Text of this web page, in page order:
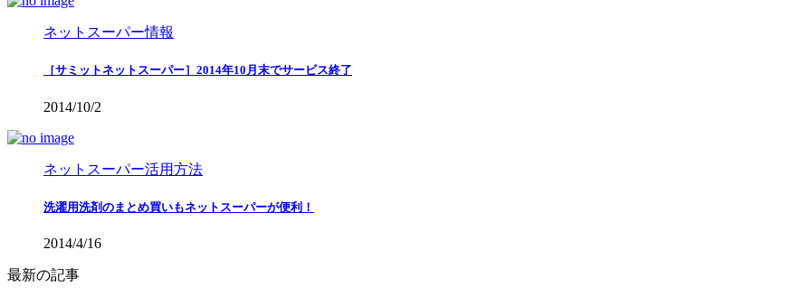
ネットスーパー情報
［サミットネットスーパー］2014年10月末でサービス終了
2014/10/2
ネットスーパー活用方法
洗濯用洗剤のまとめ買いもネットスーパーが便利！
2014/4/16
最新の記事